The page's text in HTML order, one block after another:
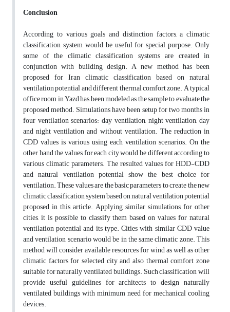
Conclusion
According to various goals and distinction factors, a climatic
classification system would be useful for special purpose. Only
some of the climatic classification systems are created in
conjunction with building design. A new method has been
proposed for Iran climatic classification based on natural
ventilation potential and different thermal comfort zone. A typical
office room in Yazd has been modeled as the sample to evaluate the
proposed method. Simulations have been setup for two months in
four ventilation scenarios: day ventilation, night ventilation, day
and night ventilation and without ventilation. The reduction in
CDD values is various using each ventilation scenarios. On the
other hand the values for each city would be different according to
various climatic parameters. The resulted values for HDD-CDD
and natural ventilation potential show the best choice for
ventilation. These values are the basic parameters to create the new
climatic classification system based on natural ventilation potential
proposed in this article. Applying similar simulations for other
cities, it is possible to classify them based on values for natural
ventilation potential and its type. Cities with similar CDD value
and ventilation scenario would be in the same climatic zone. This
method will consider available resources for wind as well as other
climatic factors for selected city and also thermal comfort zone
suitable for naturally ventilated buildings. Such classification will
provide useful guidelines for architects to design naturally
ventilated buildings with minimum need for mechanical cooling
devices.